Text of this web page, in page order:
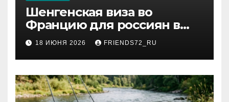
Шенгенская виза во
Францию для россиян в
2026 году: сроки от 3 дней
и список необходимых
документов
18 ИЮНЯ 2026 FRIENDS72_RU